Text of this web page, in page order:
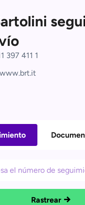
397 411 1
Rastrear